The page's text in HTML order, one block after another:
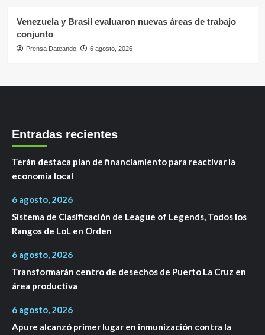
Venezuela y Brasil evaluaron nuevas áreas de trabajo
conjunto
Prensa Dateando 6 agosto, 2026
Entradas recientes
Terán destaca plan de financiamiento para reactivar la
economía local
6 agosto, 2026
Sistema de Clasificación de League of Legends, Todos los
Rangos de LoL en Orden
6 agosto, 2026
Transformarán centro de desechos de Puerto La Cruz en
área productiva
6 agosto, 2026
Apure alcanzó primer lugar en inmunización contra la